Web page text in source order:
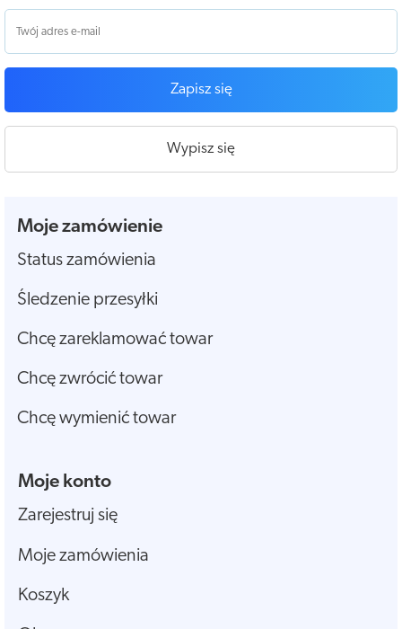
Zapisz się
Wypisz się
Moje zamówienie
Status zamówienia
Śledzenie przesyłki
Chcę zareklamować towar
Chcę zwrócić towar
Chcę wymienić towar
Moje konto
Zarejestruj się
Moje zamówienia
Koszyk